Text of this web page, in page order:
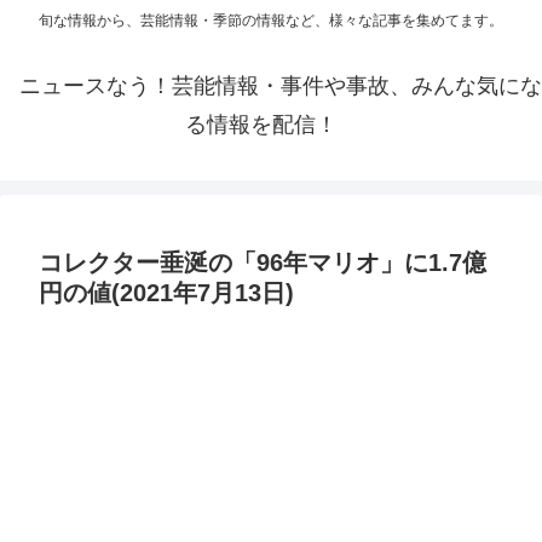
旬な情報から、芸能情報・季節の情報など、様々な記事を集めてます。
ニュースなう！芸能情報・事件や事故、みんな気にな
る情報を配信！
コレクター垂涎の「96年マリオ」に1.7億
円の値(2021年7月13日)